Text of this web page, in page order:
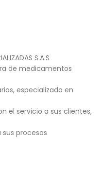
S.A.S
de medicamentos
especializada en
el servicio a sus clientes,
procesos